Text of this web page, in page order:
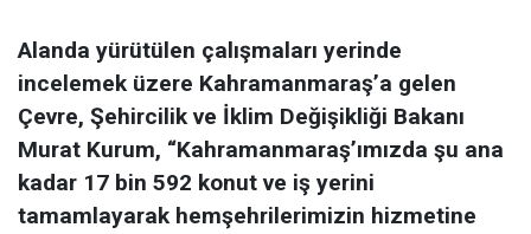
Alanda yürütülen çalışmaları yerinde
incelemek üzere Kahramanmaraş’a gelen
Çevre, Şehircilik ve İklim Değişikliği Bakanı
Murat Kurum, “Kahramanmaraş’ımızda şu ana
kadar 17 bin 592 konut ve iş yerini
tamamlayarak hemşehrilerimizin hizmetine